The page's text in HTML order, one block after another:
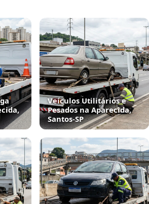
Veículos Utilitários e
Pesados na Aparecida,
Santos‑SP